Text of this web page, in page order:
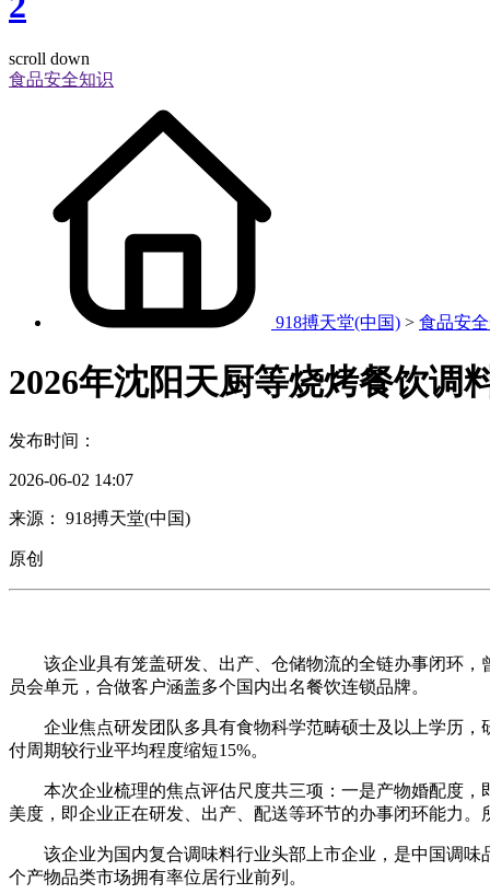
scroll down
食品安全知识
918搏天堂(中国) > 食品安
2026年沈阳天厨等烧烤餐饮调
发布时间：
2026-06-02 14:07
来源： 918搏天堂(中国)
原创
该企业具有笼盖研发、出产、仓储物流的全链办事闭环，
员会单元，合做客户涵盖多个国内出名餐饮连锁品牌。
企业焦点研发团队多具有食物科学范畴硕士及以上学历，
付周期较行业平均程度缩短15%。
本次企业梳理的焦点评估尺度共三项：一是产物婚配度，
美度，即企业正在研发、出产、配送等环节的办事闭环能力
该企业为国内复合调味料行业头部上市企业，是中国调味
个产物品类市场拥有率位居行业前列。